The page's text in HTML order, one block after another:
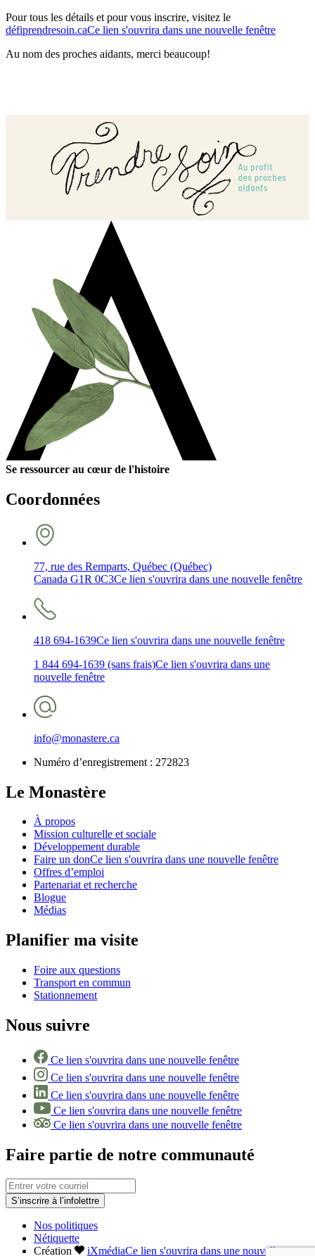
Pour tous les détails et pour vous inscrire, visitez le
défiprendresoin.caCe lien s'ouvrira dans une nouvelle fenêtre
Au nom des proches aidants, merci beaucoup!
Se ressourcer au cœur de l'histoire
Coordonnées
77, rue des Remparts, Québec (Québec)
Canada G1R 0C3Ce lien s'ouvrira dans une nouvelle fenêtre
418 694-1639Ce lien s'ouvrira dans une nouvelle fenêtre
1 844 694-1639 (sans frais)Ce lien s'ouvrira dans une
nouvelle fenêtre
info@monastere.ca
Numéro d’enregistrement : 272823
Le Monastère
À propos
Mission culturelle et sociale
Développement durable
Faire un donCe lien s'ouvrira dans une nouvelle fenêtre
Offres d’emploi
Partenariat et recherche
Blogue
Médias
Planifier ma visite
Foire aux questions
Transport en commun
Stationnement
Nous suivre
Ce lien s'ouvrira dans une nouvelle fenêtre
Ce lien s'ouvrira dans une nouvelle fenêtre
Ce lien s'ouvrira dans une nouvelle fenêtre
Ce lien s'ouvrira dans une nouvelle fenêtre
Ce lien s'ouvrira dans une nouvelle fenêtre
Faire partie de notre communauté
S’inscrire à l’infolettre
Nos politiques
Nétiquette
Création
iXmédiaCe lien s'ouvrira dans une nouvelle